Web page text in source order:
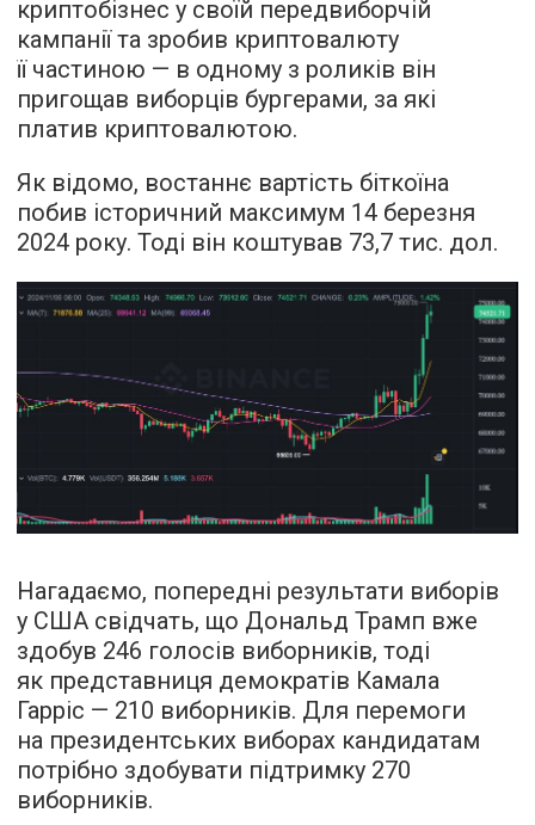
криптобізнес у своїй передвиборчій
кампанії та зробив криптовалюту
її частиною — в одному з роликів він
пригощав виборців бургерами, за які
платив криптовалютою.
Як відомо, востаннє вартість біткоїна
побив історичний максимум 14 березня
2024 року. Тоді він коштував 73,7 тис. дол.
Нагадаємо, попередні результати виборів
у США свідчать, що Дональд Трамп вже
здобув 246 голосів виборників, тоді
як представниця демократів Камала
Гарріс — 210 виборників. Для перемоги
на президентських виборах кандидатам
потрібно здобувати підтримку 270
виборників.